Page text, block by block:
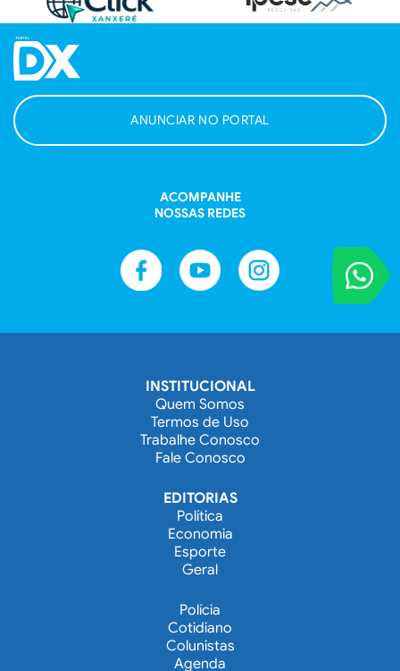
VOCÊ
Entre em
ANUNCIAR NO PORTAL
ACOMPANHE
NOSSAS REDES
INSTITUCIONAL
Quem Somos
Termos de Uso
Trabalhe Conosco
Fale Conosco
EDITORIAS
Política
Economia
Esporte
Geral
Polícia
Cotidiano
Colunistas
Agenda